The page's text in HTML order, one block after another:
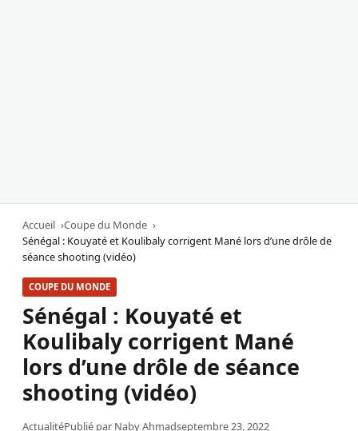
Accueil
Coupe du Monde
Sénégal : Kouyaté et Koulibaly corrigent Mané lors d’une drôle de
séance shooting (vidéo)
COUPE DU MONDE
Sénégal : Kouyaté et
Koulibaly corrigent Mané
lors d’une drôle de séance
shooting (vidéo)
ActualitéPublié par Naby Ahmadseptembre 23, 2022